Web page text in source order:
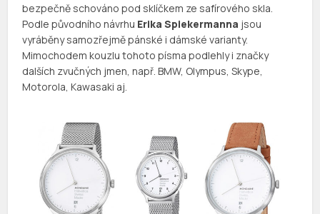
bezpečně schováno pod sklíčkem ze safírového skla.
Podle původního návrhu Erika Spiekermanna jsou
vyráběny samozřejmě pánské i dámské varianty.
Mimochodem kouzlu tohoto písma podlehly i značky
dalších zvučných jmen, např. BMW, Olympus, Skype,
Motorola, Kawasaki aj.